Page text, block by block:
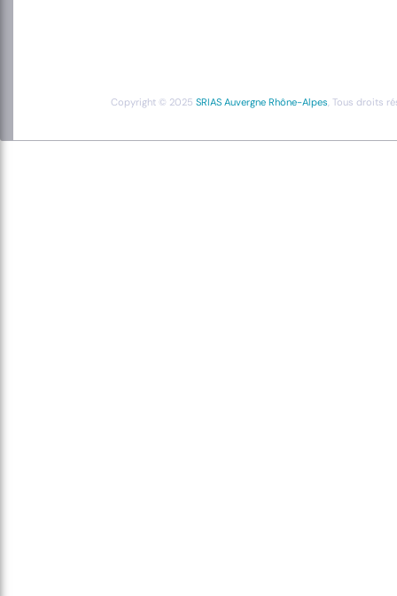
Copyright © 2025 SRIAS Auvergne Rhône-Alpes, Tous droits